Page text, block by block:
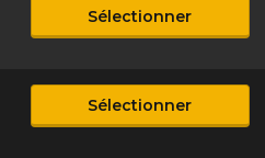
Sélectionner
Sélectionner